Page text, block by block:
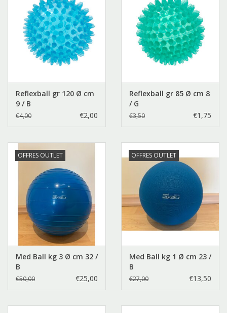
Reflexball gr 120 Ø cm
9 / B
€4,00 €2,00
Reflexball gr 85 Ø cm 8
/ G
€3,50 €1,75
OFFRES OUTLET
Med Ball kg 3 Ø cm 32 /
B
€50,00 €25,00
OFFRES OUTLET
Med Ball kg 1 Ø cm 23 /
B
€27,00 €13,50